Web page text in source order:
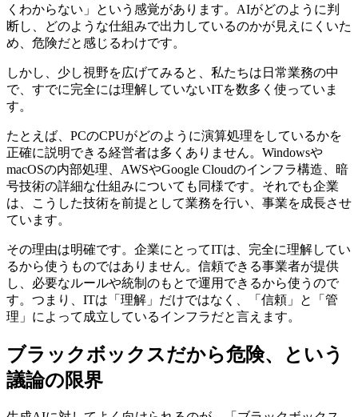
くわからない」という感覚があります。AIがどのように判
断し、どのような仕組みで出力しているのかが見えにくいた
め、危険だと感じるわけです。
しかし、少し視野を広げてみると、私たちは日常業務の中
で、すでに完全には理解していないITを数多く使っていま
す。
たとえば、PCのCPUがどのように演算処理をしているかを
正確に説明できる経営者は多くありません。Windowsや
macOSの内部処理、AWSやGoogle Cloudのインフラ構造、暗
号技術の詳細な仕組みについても同様です。それでも企業
は、こうした技術を前提として業務を行い、事業を成長させ
ています。
その理由は明確です。企業にとってITは、完全に理解してい
るから使うものではありません。信頼できる事業者が提供
し、必要なルールや統制のもとで運用できるから使うので
す。つまり、ITは「理解」だけではなく、「信頼」と「管
理」によって成立しているインフラだと言えます。
ブラックボックスだから危険、という
議論の限界